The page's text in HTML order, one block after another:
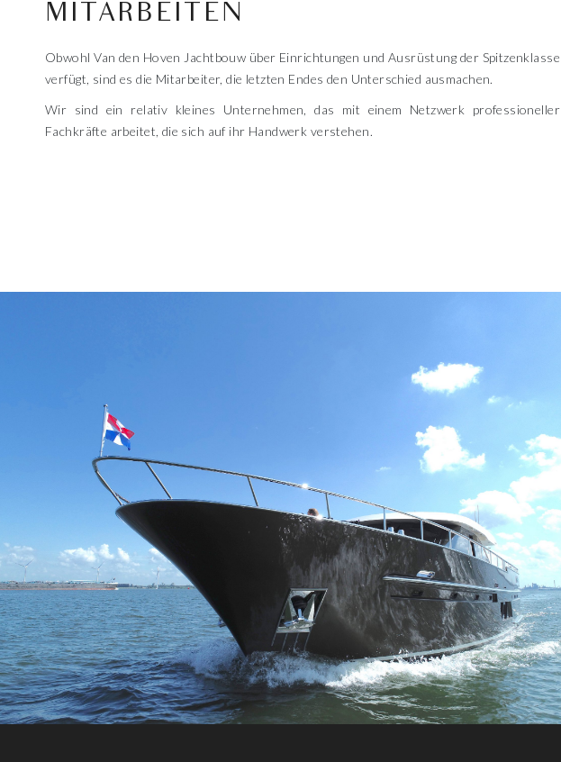
MITARBEITEN
Obwohl Van den Hoven Jachtbouw über Einrichtungen und Ausrüstung der Spitzenklasse
verfügt, sind es die Mitarbeiter, die letzten Endes den Unterschied ausmachen.
Wir sind ein relativ kleines Unternehmen, das mit einem Netzwerk professioneller
Fachkräfte arbeitet, die sich auf ihr Handwerk verstehen.